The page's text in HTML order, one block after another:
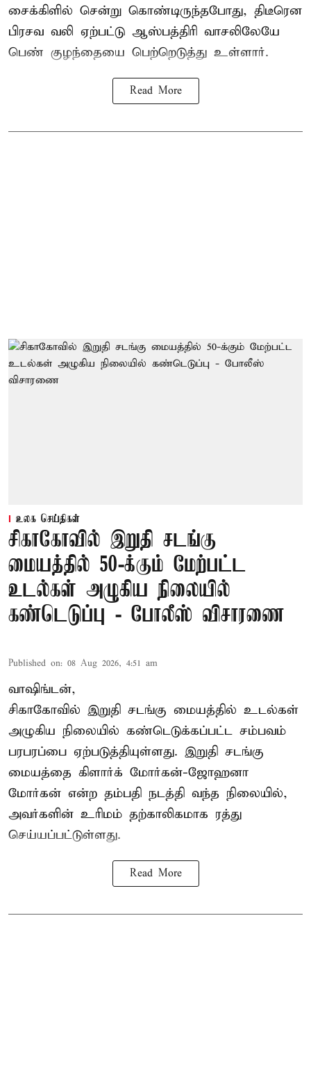
சைக்கிளில் சென்று கொண்டிருந்தபோது, திடீரென
பிரசவ வலி ஏற்பட்டு ஆஸ்பத்திரி வாசலிலேயே
பெண் குழந்தையை பெற்றெடுத்து உள்ளார்.
Read More
உலக செய்திகள்
சிகாகோவில் இறுதி சடங்கு
மையத்தில் 50-க்கும் மேற்பட்ட
உடல்கள் அழுகிய நிலையில்
கண்டெடுப்பு - போலீஸ் விசாரணை
Published on: 08 Aug 2026, 4:51 am
வாஷிங்டன்,
சிகாகோவில் இறுதி சடங்கு மையத்தில் உடல்கள்
அழுகிய நிலையில் கண்டெடுக்கப்பட்ட சம்பவம்
பரபரப்பை ஏற்படுத்தியுள்ளது. இறுதி சடங்கு
மையத்தை கிளார்க் மோர்கன்-ஜோஹனா
மோர்கன் என்ற தம்பதி நடத்தி வந்த நிலையில்,
அவர்களின் உரிமம் தற்காலிகமாக ரத்து
செய்யப்பட்டுள்ளது.
Read More